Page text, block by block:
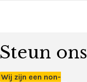
Steun ons
Wij zijn een non-